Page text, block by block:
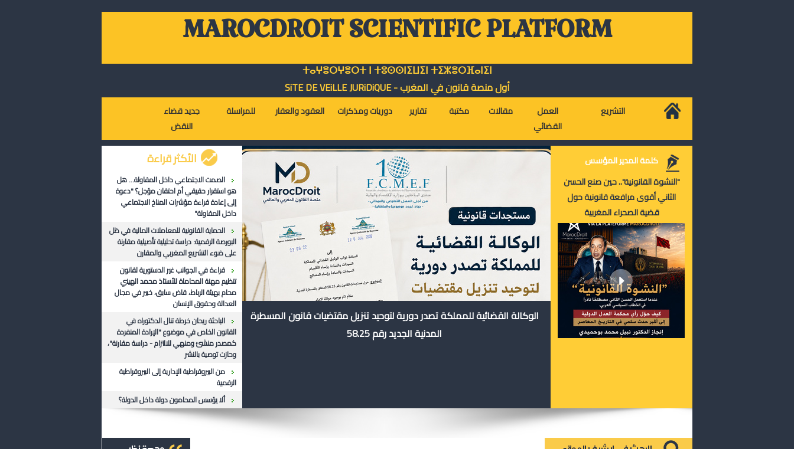
MAROCDROIT SCIENTIFIC PLATFORM
ⵜⴰⵖⴻⵔⵖⴻⵔⵜ ⵏ ⵜⵓⵙⵙⵏⵉⵡⵉⵏ ⵜⵉⵣⴻⵔⴼⴰⵏⵉⵏ
أول منصة قانون في المغرب - SiTE DE VEiLLE JURiDiQUE
جديد قضاء
النقض
للمراسلة العقود والعقار دوريات ومذكرات تقارير مكتبة مقالات
العمل
القضائي
التشريع
الأكثر قراءة
الصمت الاجتماعي داخل المقاولة... هل
هو استقرار حقيقي أم احتقان مؤجل؟ "دعوة
إلى إعادة قراءة مؤشرات المناخ الاجتماعي
داخل المقاولة"
الحماية القانونية للمعاملات المالية في ظل
البورصة الرقمية: دراسة تحليلية تأصيلية مقارنة
على ضوء التشريع المغربي والمقارن
قراءة في الجوانب غير الدستورية لقانون
تنظيم مهنة المحاماة للأستاذ محمد الهيني
محام بهيئة الرباط، قاض سابق، خبير في مجال
العدالة وحقوق الإنسان
الباحثة ريحان خرطة تنال الدكتوراه في
القانون الخاص في موضوع "الإرادة المنفردة
كمصدر منشئ ومنهي للالتزام - دراسة مقارنة"،
وحازت توصية بالنشر
من البيروقراطية الإدارية إلى البيروقراطية
الرقمية
ألا يؤسس المحامون دولة داخل الدولة؟
الوكالة القضائية للمملكة تصدر دورية لتوحيد تنزيل مقتضيات قانون المسطرة
المدنية الجديد رقم 58.25
كلمة المدير المؤسس
"النشوة القانونية".. حين صنع الحسن
الثاني أقوى مرافعة قانونية حول
قضية الصحراء المغربية